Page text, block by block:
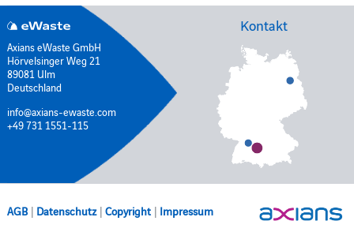
Axians eWaste GmbH
Hörvelsinger Weg 21
89081 Ulm
Deutschland
info@axians-ewaste.com
+49 731 1551-115
Kontakt
AGB | Datenschutz | Copyright | Impressum